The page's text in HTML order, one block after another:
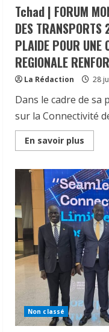
de
Civile
et
de
la
des
de
afin
des
pour
le
du
des
au
Tchad | FORUM
DES
PLAIDE POUR UNE
REGIONALE
La Rédaction 28
Dans le cadre de
sur la Connectivité
En savoir plus
more
|
SUR
LA
DES
2025
A
:
LE
POUR
UNE
Non classé